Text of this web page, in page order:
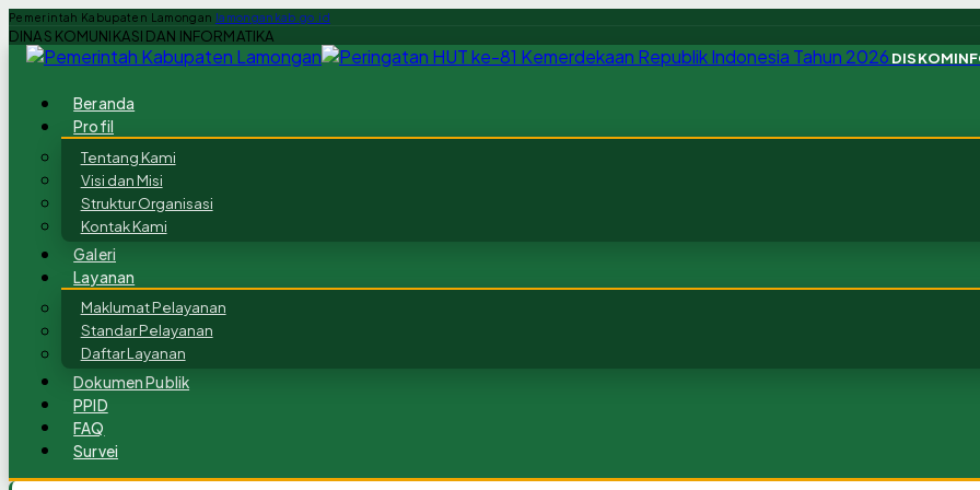
Pemerintah Kabupaten Lamongan lamongankab.go.id
DINAS KOMUNIKASI DAN INFORMATIKA
Beranda
Profil
Tentang Kami
Visi dan Misi
Struktur Organisasi
Kontak Kami
Galeri
Layanan
Maklumat Pelayanan
Standar Pelayanan
Daftar Layanan
Dokumen Publik
PPID
FAQ
Survei